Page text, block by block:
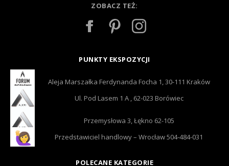
ZOBACZ TEŻ:
PUNKTY EKSPOZYCJI
Aleja Marszałka Ferdynanda Focha 1, 30-111 Kraków
Ul. Pod Lasem 1 A , 62-023 Borówiec
Przemysłowa 3, Łękno 62-105
Przedstawiciel handlowy – Wrocław 504-484-031
POLECANE KATEGORIE